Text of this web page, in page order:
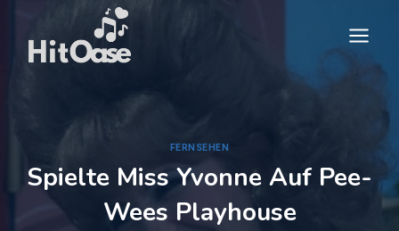
springen
FERNSEHEN
Spielte Miss Yvonne Auf Pee-
Wees Playhouse